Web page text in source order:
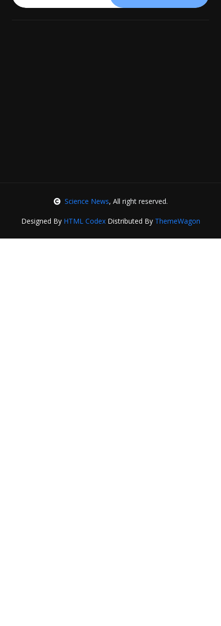
Science News, All right reserved.
Designed By HTML CodexDistributed By ThemeWagon